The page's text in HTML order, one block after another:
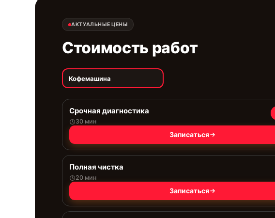
АКТУАЛЬНЫЕ ЦЕНЫ
Стоимость работ
Кофемашина
Срочная диагностика
30 мин
Записаться
Полная чистка
20 мин
Записаться